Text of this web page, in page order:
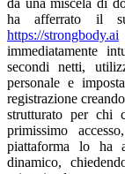
ha afferrato il
https://strongbody.ai
immediatamente
secondi netti,
personale e
registrazione
strutturato per chi
primissimo
piattaforma lo ha
dinamico,